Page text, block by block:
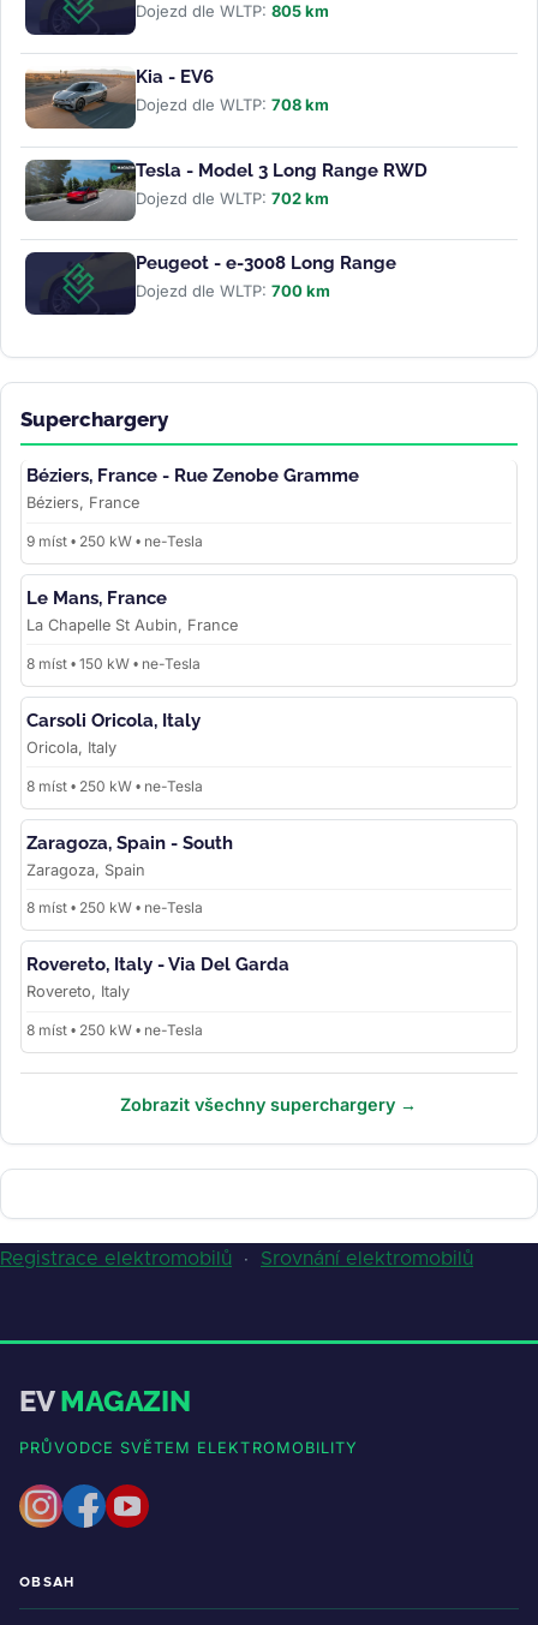
Dojezd dle WLTP: 805 km
Kia - EV6
Dojezd dle WLTP: 708 km
Tesla - Model 3 Long Range RWD
Dojezd dle WLTP: 702 km
Peugeot - e-3008 Long Range
Dojezd dle WLTP: 700 km
Superchargery
Béziers, France - Rue Zenobe Gramme
Béziers, France
9 míst • 250 kW • ne-Tesla
Le Mans, France
La Chapelle St Aubin, France
8 míst • 150 kW • ne-Tesla
Carsoli Oricola, Italy
Oricola, Italy
8 míst • 250 kW • ne-Tesla
Zaragoza, Spain - South
Zaragoza, Spain
8 míst • 250 kW • ne-Tesla
Rovereto, Italy - Via Del Garda
Rovereto, Italy
8 míst • 250 kW • ne-Tesla
Zobrazit všechny superchargery →
Registrace elektromobilů · Srovnání elektromobilů
EVMAGAZIN
PRŮVODCE SVĚTEM ELEKTROMOBILITY
OBSAH